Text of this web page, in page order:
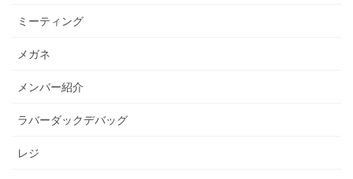
ミーティング
メガネ
メンバー紹介
ラバーダックデバッグ
レジ